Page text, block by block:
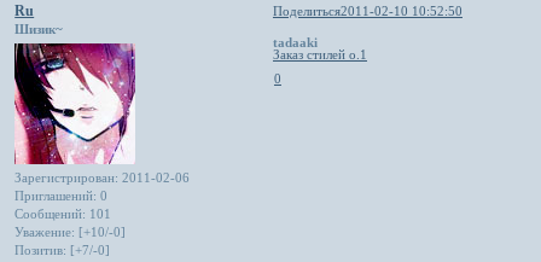
Поделиться2011-02-10 10:52:50
Ru
Шизик~
Зарегистрирован: 2011-02-06
Приглашений: 0
Сообщений: 101
Уважение: [+10/-0]
Позитив: [+7/-0]
tadaaki
Заказ стилей о.1
0